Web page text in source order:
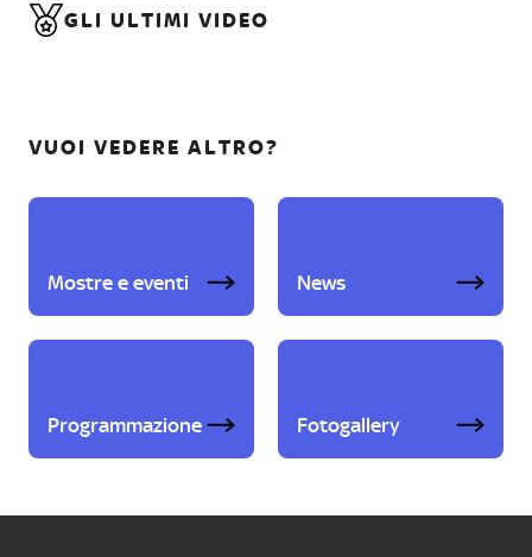
GLI ULTIMI VIDEO
VUOI VEDERE ALTRO?
Mostre e eventi News
Programmazione Fotogallery